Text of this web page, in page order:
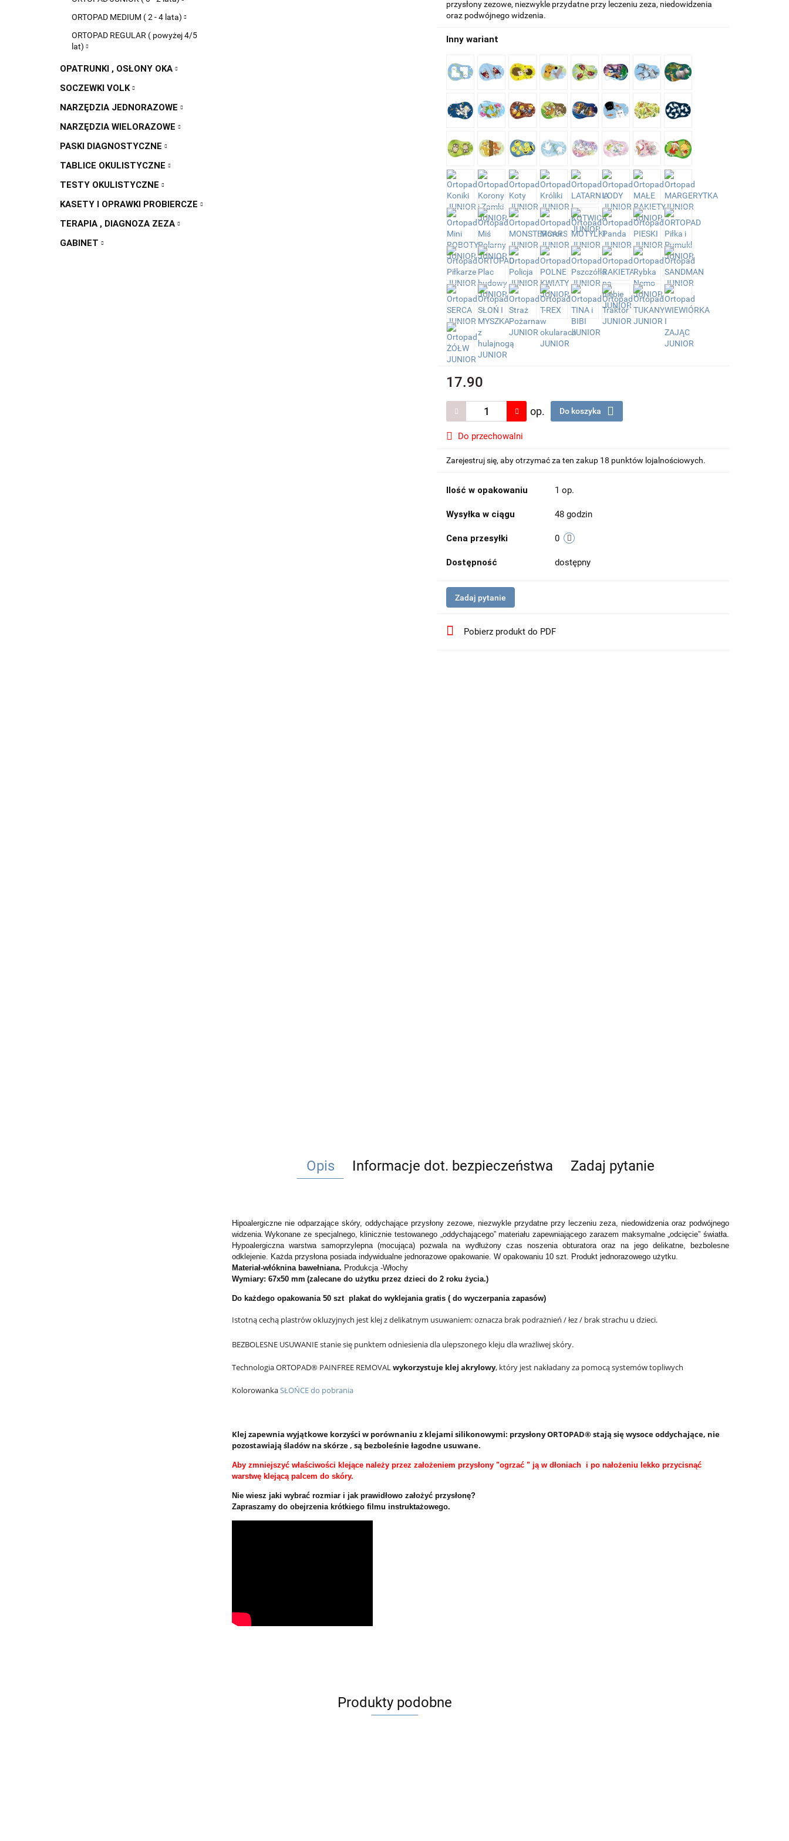
ORTOPAD MEDIUM ( 2 - 4 lata)
ORTOPAD REGULAR ( powyżej 4/5
lat)
OPATRUNKI , OSŁONY OKA
SOCZEWKI VOLK
NARZĘDZIA JEDNORAZOWE
NARZĘDZIA WIELORAZOWE
PASKI DIAGNOSTYCZNE
TABLICE OKULISTYCZNE
TESTY OKULISTYCZNE
KASETY I OPRAWKI PROBIERCZE
TERAPIA , DIAGNOZA ZEZA
GABINET
przysłony zezowe, niezwykle przydatne przy leczeniu zeza, niedowidzenia
oraz podwójnego widzenia.
Inny wariant
17.90
op. Do koszyka
Do przechowalni
Zarejestruj się, aby otrzymać za ten zakup 18 punktów lojalnościowych.
Ilość w opakowaniu 1 op.
Wysyłka w ciągu 48 godzin
Cena przesyłki 0
Dostępność dostępny
Zadaj pytanie
Pobierz produkt do PDF
Opis Informacje dot. bezpieczeństwa Zadaj pytanie
Hipoalergiczne nie odparzające skóry, oddychające przysłony zezowe, niezwykle przydatne przy leczeniu zeza, niedowidzenia oraz podwójnego
widzenia.Wykonane ze specjalnego, klinicznie testowanego „oddychającego” materiału zapewniającego zarazem maksymalne „odcięcie” światła.
Hypoalergiczna warstwa samoprzylepna (mocująca) pozwala na wydłużony czas noszenia obturatora oraz na jego delikatne, bezbolesne
odklejenie. Każda przysłona posiada indywidualne jednorazowe opakowanie. W opakowaniu 10 szt. Produkt jednorazowego użytku.
Materiał-włóknina bawełniana. Produkcja -Włochy
Wymiary: 67x50 mm (zalecane do użytku przez dzieci do 2 roku życia.)
Do każdego opakowania 50 szt plakat do wyklejania gratis ( do wyczerpania zapasów)
Istotną cechą plastrów okluzyjnych jest klej z delikatnym usuwaniem: oznacza brak podrażnień / łez / brak strachu u dzieci.
BEZBOLESNE USUWANIE stanie się punktem odniesienia dla ulepszonego kleju dla wrażliwej skóry.
Technologia ORTOPAD® PAINFREE REMOVALwykorzystuje klej akrylowy, który jest nakładany za pomocą systemów topliwych
KolorowankaSŁOŃCE do pobrania
Klej zapewnia wyjątkowe korzyści w porównaniu z klejami silikonowymi: przysłony ORTOPAD® stają się wysoce oddychające, nie
pozostawiają śladów na skórze , są bezboleśnie łagodne usuwane.
Aby zmniejszyćwłaściwości klejące należy przez założeniem przysłony "ogrzać " ją w dłoniach i po nałożeniu lekko przycisnąć
warstwę klejącą palcem do skóry.
Nie wiesz jaki wybrać rozmiar i jak prawidłowo założyć przysłonę?
Zapraszamy do obejrzenia krótkiego filmu instruktażowego.
Produkty podobne